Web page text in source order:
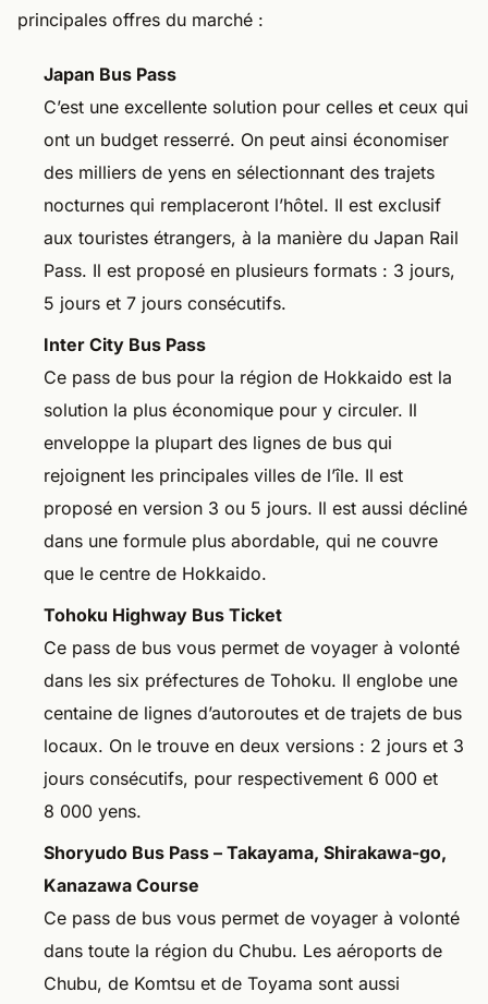
principales offres du marché :
Japan Bus Pass
C’est une excellente solution pour celles et ceux qui
ont un budget resserré. On peut ainsi économiser
des milliers de yens en sélectionnant des trajets
nocturnes qui remplaceront l’hôtel. Il est exclusif
aux touristes étrangers, à la manière du Japan Rail
Pass. Il est proposé en plusieurs formats : 3 jours,
5 jours et 7 jours consécutifs.
Inter City Bus Pass
Ce pass de bus pour la région de Hokkaido est la
solution la plus économique pour y circuler. Il
enveloppe la plupart des lignes de bus qui
rejoignent les principales villes de l’île. Il est
proposé en version 3 ou 5 jours. Il est aussi décliné
dans une formule plus abordable, qui ne couvre
que le centre de Hokkaido.
Tohoku Highway Bus Ticket
Ce pass de bus vous permet de voyager à volonté
dans les six préfectures de Tohoku. Il englobe une
centaine de lignes d’autoroutes et de trajets de bus
locaux. On le trouve en deux versions : 2 jours et 3
jours consécutifs, pour respectivement 6 000 et
8 000 yens.
Shoryudo Bus Pass – Takayama, Shirakawa-go,
Kanazawa Course
Ce pass de bus vous permet de voyager à volonté
dans toute la région du Chubu. Les aéroports de
Chubu, de Komtsu et de Toyama sont aussi